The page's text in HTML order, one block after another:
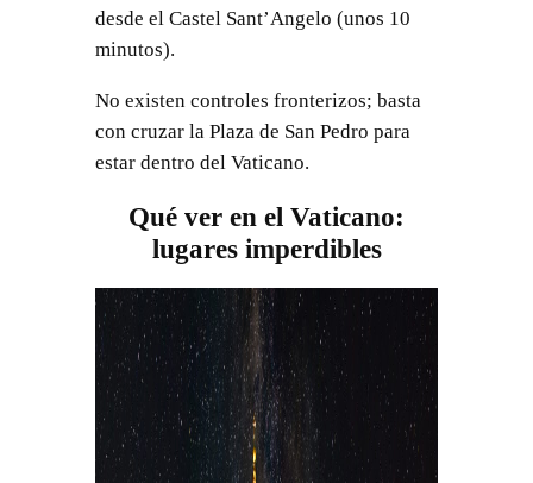
desde el Castel Sant’Angelo (unos 10
minutos).
No existen controles fronterizos; basta
con cruzar la Plaza de San Pedro para
estar dentro del Vaticano.
Qué ver en el Vaticano:
lugares imperdibles